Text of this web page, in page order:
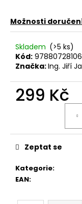
Možnosti
Skladem (>5 ks)
Kód:
Značka:Ing. Jiří
299 Kč
Kategorie:
EAN:
Zeptat se
u
j
e
m
e
JANČOVY
TABLETY
ALERGICKÝCH
REAKCÍ
Kč